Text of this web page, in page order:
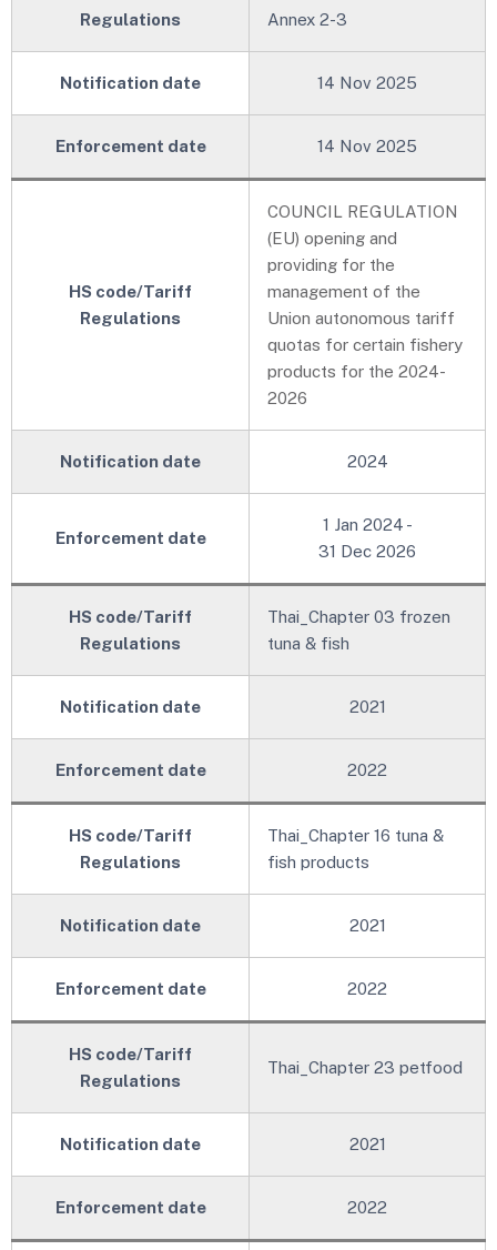
Regulations
Annex 2-3
Notification date 14 Nov 2025
Enforcement date 14 Nov 2025
HS code/Tariff
Regulations
COUNCIL REGULATION
(EU) opening and
providing for the
management of the
Union autonomous tariff
quotas for certain fishery
products for the 2024-
2026
Notification date 2024
Enforcement date
1 Jan 2024 -
31 Dec 2026
HS code/Tariff
Regulations
Thai_Chapter 03 frozen
tuna & fish
Notification date 2021
Enforcement date 2022
HS code/Tariff
Regulations
Thai_Chapter 16 tuna &
fish products
Notification date 2021
Enforcement date 2022
HS code/Tariff
Regulations
Thai_Chapter 23 petfood
Notification date 2021
Enforcement date 2022